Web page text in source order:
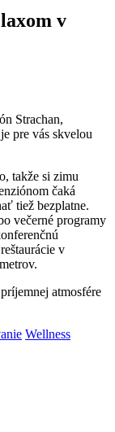
v
Strachan,
pre vás skvelou
takže si zimu
čaká
tiež bezplatne.
večerné programy
v
atmosfére
Wellness